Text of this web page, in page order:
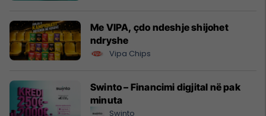
Me VIPA, çdo ndeshje shijohet
ndryshe
Vipa Chips
Swinto – Financimi digjital në pak
minuta
Swinto